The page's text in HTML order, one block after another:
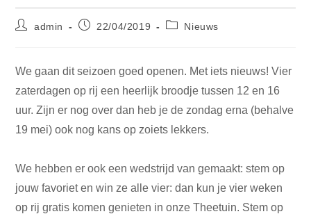
Berichtadmin
Bericht22/04/2019 Berichtcategorie:
Nieuws
We gaan dit seizoen goed openen. Met iets nieuws! Vier
zaterdagen op rij een heerlijk broodje tussen 12 en 16
uur. Zijn er nog over dan heb je de zondag erna (behalve
19 mei) ook nog kans op zoiets lekkers.
We hebben er ook een wedstrijd van gemaakt: stem op
jouw favoriet en win ze alle vier: dan kun je vier weken
op rij gratis komen genieten in onze Theetuin. Stem op